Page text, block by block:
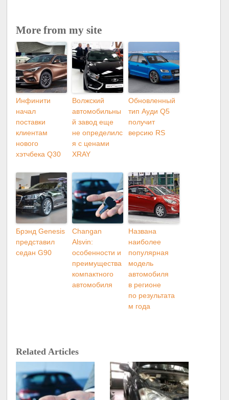
Инфинити
начал
поставки
клиентам
нового
хэтчбека Q30
Волжский
автомобильны
й завод еще
не определилс
я с ценами
XRAY
Обновленный
тип Ауди Q5
получит
версию RS
Брэнд Genesis
представил
седан G90
Changan
Alsvin:
особенности и
преимущества
компактного
автомобиля
Названа
наиболее
популярная
модель
автомобиля
в регионе
по результата
м года